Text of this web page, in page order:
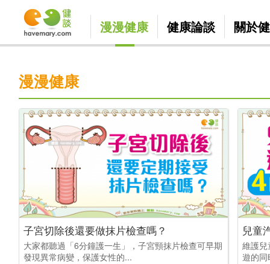
漫漫健康 健康論談 關於
漫漫健康
子宮切除後還要做抹片檢查嗎？
大家都聽過「6分鐘護一生」，子宮頸抹片檢查可早期
發現異常病變，保護女性的...
兒童
維護
遊的